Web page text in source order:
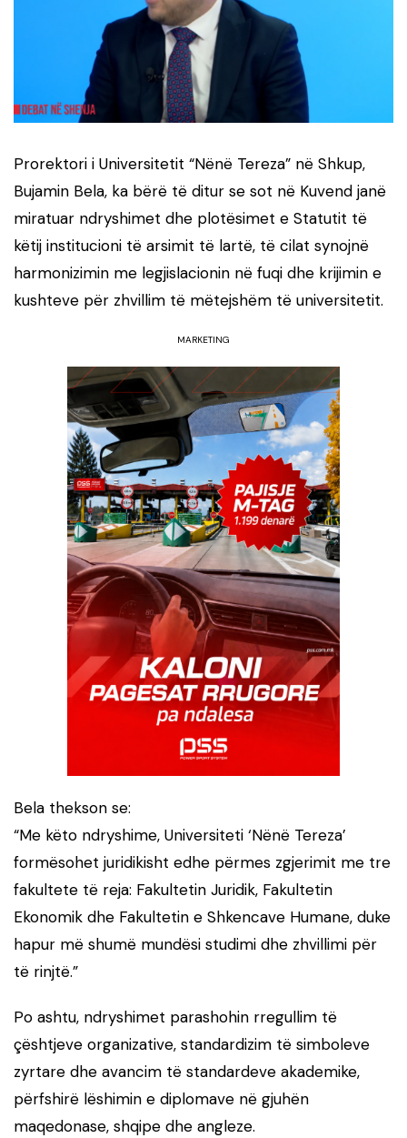
Prorektori i Universitetit “Nënë Tereza” në Shkup,
Bujamin Bela, ka bërë të ditur se sot në Kuvend janë
miratuar ndryshimet dhe plotësimet e Statutit të
këtij institucioni të arsimit të lartë, të cilat synojnë
harmonizimin me legjislacionin në fuqi dhe krijimin e
kushteve për zhvillim të mëtejshëm të universitetit.
MARKETING
Bela thekson se:
“Me këto ndryshime, Universiteti ‘Nënë Tereza’
formësohet juridikisht edhe përmes zgjerimit me tre
fakultete të reja: Fakultetin Juridik, Fakultetin
Ekonomik dhe Fakultetin e Shkencave Humane, duke
hapur më shumë mundësi studimi dhe zhvillimi për
të rinjtë.”
Po ashtu, ndryshimet parashohin rregullim të
çështjeve organizative, standardizim të simboleve
zyrtare dhe avancim të standardeve akademike,
përfshirë lëshimin e diplomave në gjuhën
maqedonase, shqipe dhe angleze.